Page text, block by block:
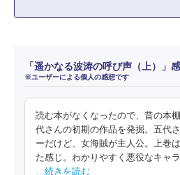
「遥かなる波涛の呼び声（上）」
※ユーザーによる個人の感想です
読む本がなくなったので、昔の本
代さんの初期の作品を発掘。五代
ーだけど、女海賊が主人公。上巻
た感じ。わかりやすく悪役なキャ
…続きを読む